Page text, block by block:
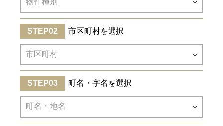
市区町村を選択
町名・字名を選択